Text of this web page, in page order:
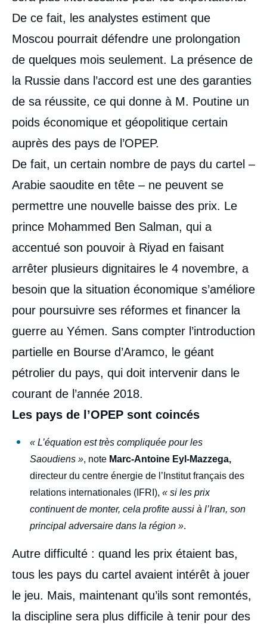
De ce fait, les analystes estiment que
Moscou pourrait défendre une prolongation
de quelques mois seulement. La présence de
la Russie dans l’accord est une des garanties
de sa réussite, ce qui donne à M. Poutine un
poids économique et géopolitique certain
auprès des pays de l’OPEP.
De fait, un certain nombre de pays du cartel –
Arabie saoudite en tête – ne peuvent se
permettre une nouvelle baisse des prix. Le
prince Mohammed Ben Salman, qui a
accentué son pouvoir à Riyad en faisant
arrêter plusieurs dignitaires le 4 novembre, a
besoin que la situation économique s’améliore
pour poursuivre ses réformes et financer la
guerre au Yémen. Sans compter l’introduction
partielle en Bourse d’Aramco, le géant
pétrolier du pays, qui doit intervenir dans le
courant de l’année 2018.
Les pays de l’OPEP sont coincés
« L’équation est très compliquée pour les
Saoudiens », note Marc-Antoine Eyl-Mazzega,
directeur du centre énergie de l’Institut français des
relations internationales (IFRI), « si les prix
continuent de monter, cela profite aussi à l’Iran, son
principal adversaire dans la région ».
Autre difficulté : quand les prix étaient bas,
tous les pays du cartel avaient intérêt à jouer
le jeu. Mais, maintenant qu’ils sont remontés,
la discipline sera plus difficile à tenir pour des